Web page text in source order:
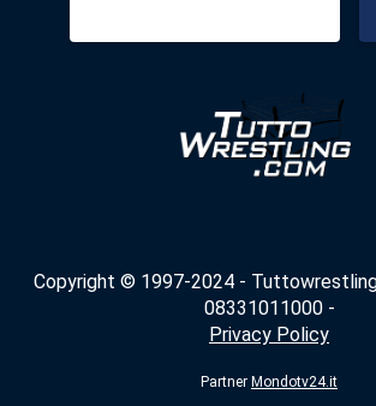
Copyright © 1997-2024 -
08331011000 -
Privacy Policy
Partner Mondotv24.it